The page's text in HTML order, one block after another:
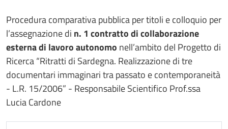
Procedura comparativa pubblica per titoli e colloquio per
l’assegnazione di n. 1 contratto di collaborazione
esterna di lavoro autonomo nell’ambito del Progetto di
Ricerca “Ritratti di Sardegna. Realizzazione di tre
documentari immaginari tra passato e contemporaneità
- L.R. 15/2006” - Responsabile Scientifico Prof.ssa
Lucia Cardone